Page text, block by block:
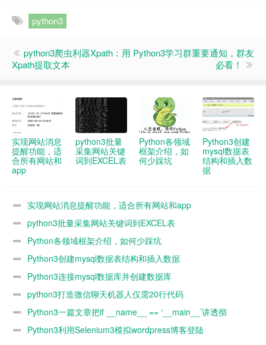
python3
python3爬虫利器Xpath：用
Xpath提取文本
Python3学习群重要通知，群友
必看！
实现网站消息
提醒功能，适
合所有网站和
app
python3批量
采集网站关键
词到EXCEL表
Python各领域
框架介绍，如
何少踩坑
Python3创建
mysql数据表
结构和插入数
据
实现网站消息提醒功能，适合所有网站和app
python3批量采集网站关键词到EXCEL表
Python各领域框架介绍，如何少踩坑
Python3创建mysql数据表结构和插入数据
Python3连接mysql数据库并创建数据库
python3打造微信聊天机器人仅需20行代码
Python3一篇文章把if __name__ == ‘__main__’讲透彻
Python3利用Selenium3模拟wordpress博客登陆